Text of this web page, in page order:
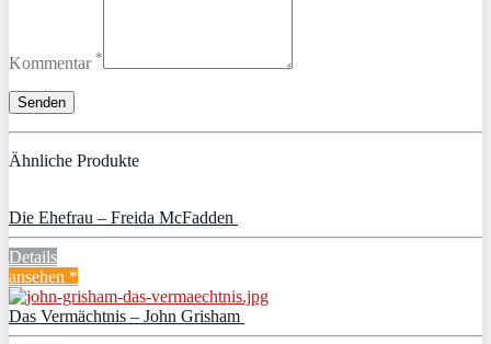
Kommentar *
Ähnliche Produkte
Die Ehefrau – Freida McFadden
Details
ansehen *
Das Vermächtnis – John Grisham